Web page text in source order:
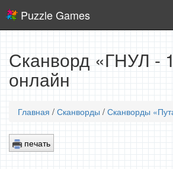
Puzzle Games
Сканворд «ГНУЛ -
онлайн
Главная / Сканворды / Сканворды
печать